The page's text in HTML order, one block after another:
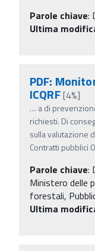
Parole chiave:
Ultima
PDF:
ICQRF[4%]
… a di
richiesti. Di
sulla valutazione
Contratti pubblici
Parole chiave:
Ministero delle
forestali,
Ultima